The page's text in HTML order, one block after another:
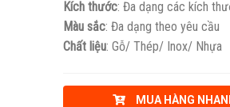
Kích thước: Đa dạng các kích
Màu sắc: Đa dạng theo yêu cầu
Chất liệu: Gỗ/ Thép/ Inox/ Nhựa
MUA HÀNG